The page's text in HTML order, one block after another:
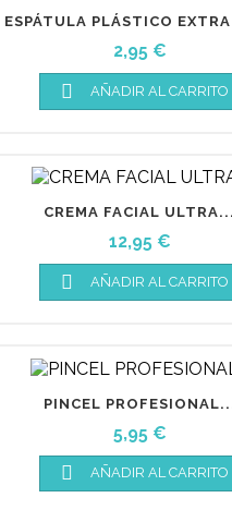
ESPÁTULA PLÁSTICO
Precio
2,95 €
 AÑADIR AL CARRITO
CREMA FACIAL ULTRA...
Precio
12,95 €
 AÑADIR AL CARRITO
PINCEL
Precio
5,95 €
 AÑADIR AL CARRITO